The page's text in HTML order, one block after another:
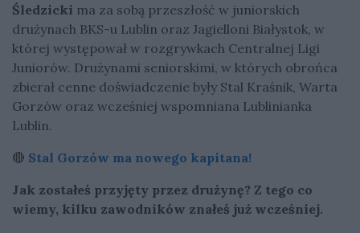
Śledzicki ma za sobą przeszłość w juniorskich
drużynach BKS-u Lublin oraz Jagielloni Białystok, w
której występował w rozgrywkach Centralnej Ligi
Juniorów. Drużynami seniorskimi, w których obrońca
zbierał cenne doświadczenie były Stal Kraśnik, Warta
Gorzów oraz wcześniej wspomniana Lublinianka
Lublin.
🔴 Stal Gorzów ma nowego kapitana!
Jak zostałeś przyjęty przez drużynę? Z tego co
wiemy, kilku zawodników znałeś już wcześniej.